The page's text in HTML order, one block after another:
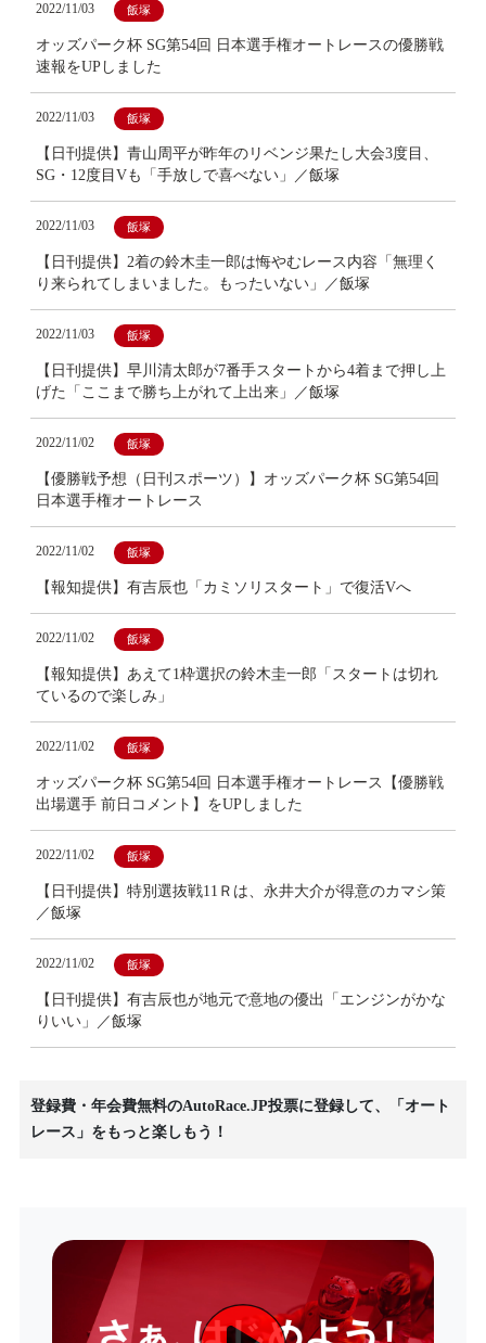
2022/11/03 飯塚
オッズパーク杯 SG第54回 日本選手権オートレースの優勝戦
速報をUPしました
2022/11/03 飯塚
【日刊提供】青山周平が昨年のリベンジ果たし大会3度目、
SG・12度目Vも「手放しで喜べない」／飯塚
2022/11/03 飯塚
【日刊提供】2着の鈴木圭一郎は悔やむレース内容「無理く
り来られてしまいました。もったいない」／飯塚
2022/11/03 飯塚
【日刊提供】早川清太郎が7番手スタートから4着まで押し上
げた「ここまで勝ち上がれて上出来」／飯塚
2022/11/02 飯塚
【優勝戦予想（日刊スポーツ）】オッズパーク杯 SG第54回
日本選手権オートレース
2022/11/02 飯塚
【報知提供】有吉辰也「カミソリスタート」で復活Vへ
2022/11/02 飯塚
【報知提供】あえて1枠選択の鈴木圭一郎「スタートは切れ
ているので楽しみ」
2022/11/02 飯塚
オッズパーク杯 SG第54回 日本選手権オートレース【優勝戦
出場選手 前日コメント】をUPしました
2022/11/02 飯塚
【日刊提供】特別選抜戦11Ｒは、永井大介が得意のカマシ策
／飯塚
2022/11/02 飯塚
【日刊提供】有吉辰也が地元で意地の優出「エンジンがかな
りいい」／飯塚
登録費・年会費無料のAutoRace.JP投票に登録して、「オート
レース」をもっと楽しもう！